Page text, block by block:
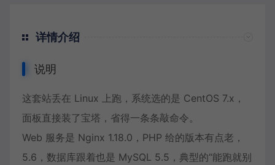
详情介绍
说明
这套站丢在 Linux 上跑，系统选的是 CentOS 7.x，
面板直接装了宝塔，省得一条条敲命令。
Web 服务是 Nginx 1.18.0，PHP 给的版本有点老，
5.6，数据库跟着也是 MySQL 5.5，典型的“能跑就别